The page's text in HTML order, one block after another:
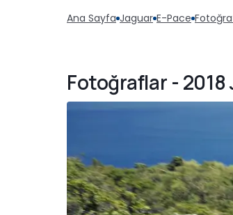
Ana Sayfa Jaguar E-Pace
Fotoğraflar - 2018